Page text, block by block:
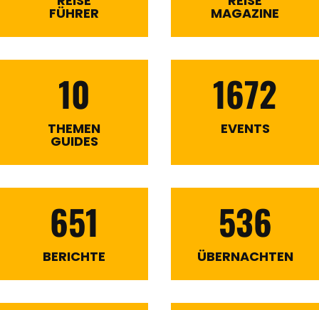
FÜHRER MAGAZINE
10
THEMEN
GUIDES
1672
EVENTS
651
BERICHTE
536
ÜBERNACHTEN